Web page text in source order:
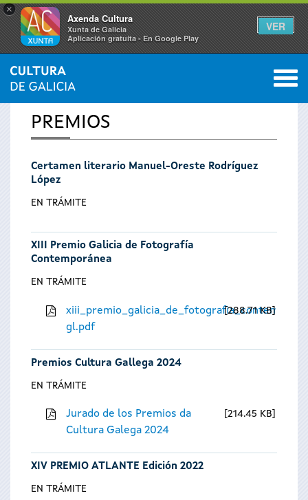
×
Axenda Cultura
Xunta de Galicia
Aplicación gratuíta - En Google Play
VER
Se
encuentra
usted
aquí
INICIO 0
PREMIOS
Certamen literario Manuel-Oreste Rodríguez
López
EN TRÁMITE
XIII Premio Galicia de Fotografía
Contemporánea
EN TRÁMITE
gl.pdf
288.71 KB
Premios Cultura Gallega 2024
EN TRÁMITE
Jurado de los Premios da
Cultura Galega 2024
214.45 KB
XIV PREMIO ATLANTE Edición 2022
EN TRÁMITE